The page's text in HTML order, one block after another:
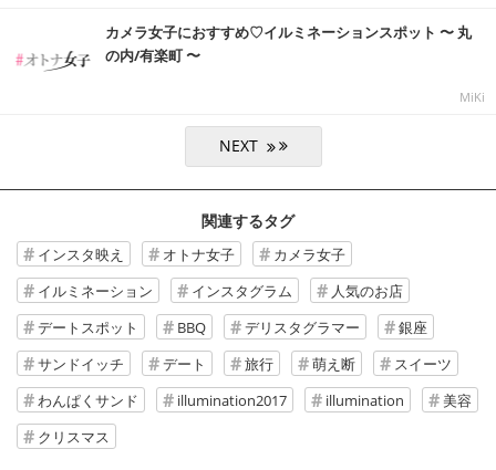
カメラ女子におすすめ♡イルミネーションスポット 〜 丸
の内/有楽町 〜
MiKi
関連するタグ
インスタ映え オトナ女子
カメラ女子
イルミネーション
インスタグラム
人気のお店
デートスポット
BBQ デリスタグラマー
銀座
サンドイッチ
デート 旅行 萌え断
スイーツ
わんぱくサンド
illumination2017 illumination
美容
クリスマス